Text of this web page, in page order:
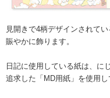
見開きで4柄デザインされて
賑やかに飾ります。
日記に使用している紙は、に
追求した「MD用紙」を使用し